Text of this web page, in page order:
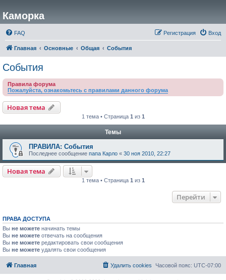
Каморка
FAQ Вход
Регистрация
Главная Основные Общая События
События
Правила форума
Пожалуйста, ознакомьтесь с правилами данного форума
Новая тема
1 тема • Страница 1 из 1
Темы
ПРАВИЛА: События
Последнее сообщение папа Карло « 30 ноя 2010, 22:27
Новая тема
1 тема • Страница 1 из 1
Перейти
ПРАВА ДОСТУПА
Вы не можете начинать темы
Вы не можете отвечать на сообщения
Вы не можете редактировать свои сообщения
Вы не можете удалять свои сообщения
Главная Часовой пояс: UTC-07:00
Удалить cookies